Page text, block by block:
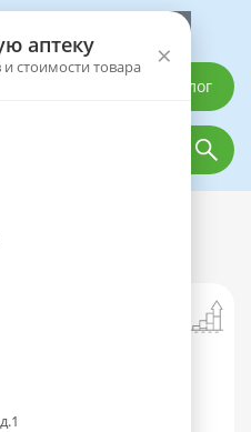
аптеку
и стоимости товара ×
Каталог
0,2мг №30